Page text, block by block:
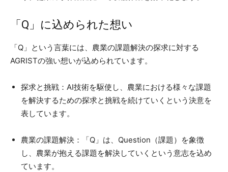
「Q」に込められた想い
「Q」という言葉には、農業の課題解決の探求に対する
AGRISTの強い想いが込められています。
探求と挑戦：AI技術を駆使し、農業における様々な課題
を解決するための探求と挑戦を続けていくという決意を
表しています。
農業の課題解決：「Q」は、Question（課題）を象徴
し、農業が抱える課題を解決していくという意志を込め
ています。